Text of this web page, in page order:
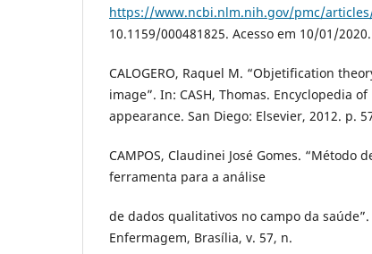
https://www.ncbi.nlm.nih.gov/pmc/
10.1159/000481825. Acesso em 10/01/2020.
CALOGERO, Raquel M. “Objetification
image”. In: CASH, Thomas. Encyclopedia
appearance. San Diego: Elsevier, 2012. p.
CAMPOS, Claudinei José Gomes. “Método
ferramenta para a análise
de dados qualitativos no campo da
Enfermagem, Brasília, v. 57, n.